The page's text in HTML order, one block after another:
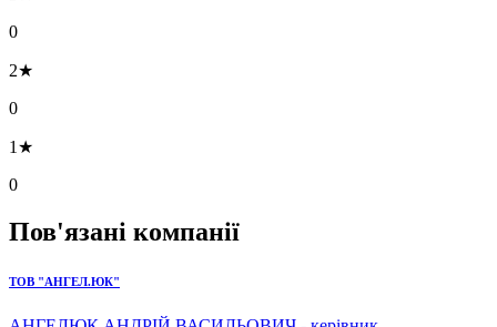
0
2★
0
1★
0
Пов'язані компанії
ТОВ "АНГЕЛ.ЮК"